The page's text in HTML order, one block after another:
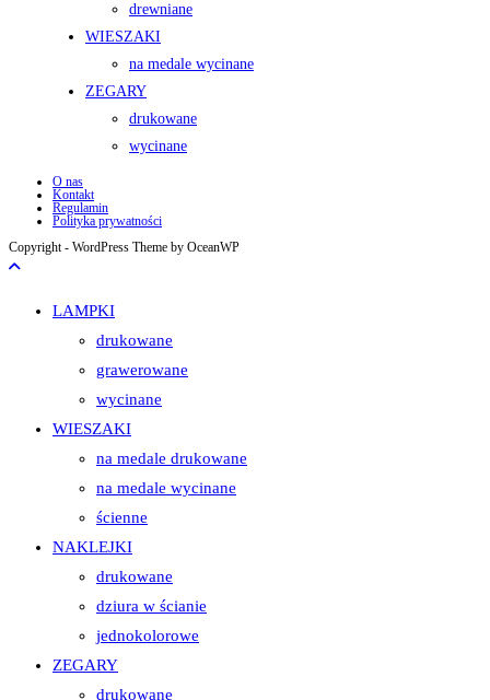
drewniane
WIESZAKI
na medale wycinane
ZEGARY
drukowane
wycinane
O nas
Kontakt
Regulamin
Polityka prywatności
Copyright - WordPress Theme by OceanWP
LAMPKI
drukowane
grawerowane
wycinane
WIESZAKI
na medale drukowane
na medale wycinane
ścienne
NAKLEJKI
drukowane
dziura w ścianie
jednokolorowe
ZEGARY
drukowane